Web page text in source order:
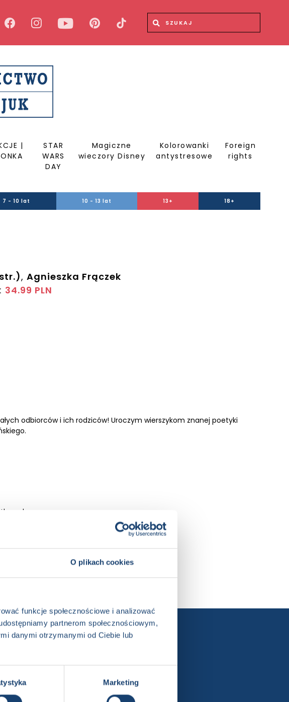
O plikach cookies
funkcje społecznościowe i analizować
partnerom społecznościowym,
danymi otrzymanymi od Ciebie lub
Marketing
Wyszukiwana fraza
|
STAR
WARS
DAY
Magiczne
wieczory Disney
Kolorowanki
antystresowe
Foreign
rights
7 - 10 lat 10 - 13 lat 13+ 18+
, Agnieszka Frączek
34.99 PLN
odbiorców i ich rodziców! Uroczym wierszykom znanej poetyki
całoroczna
do newslettera
i oferty